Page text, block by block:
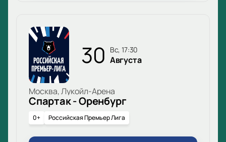
30 вс, 17:30
Августа
Москва, Лукойл-Арена
Спартак - Оренбург
0+ Российская Премьер Лига